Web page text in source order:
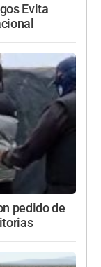
Evita
pedido de